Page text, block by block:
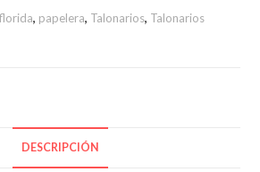
florida, papelera, Talonarios, Talonarios
DESCRIPCIÓN